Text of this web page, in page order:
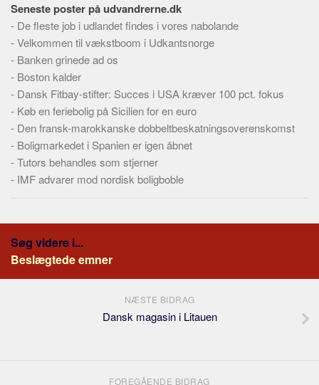
Skribenter
Personer
Steder
Kilder
Om
Webstedet
Forhistorien
Redigering
Bannere
Hjælp
Seneste poster på udvandrerne.dk
- De fleste job i udlandet findes i vores nabolande
-Velkommen til vækstboom i Udkantsnorge
- Banken grinede ad os
- Boston kalder
- Dansk Fitbay-stifter: Succes i USA kræver 100 pct. fokus
- Køb en feriebolig på Sicilien for en euro
- Den fransk-marokkanske dobbeltbeskatningsoverenskomst
- Boligmarkedet i Spanien er igen åbnet
-Tutors behandles som stjerner
- IMF advarer mod nordisk boligboble
Søg videre i...
Beslægtede emner
NÆSTE BIDRAG
Dansk magasin i Litauen
FOREGÅENDE BIDRAG